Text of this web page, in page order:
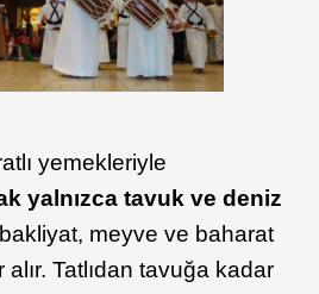
yemekleriyle
yalnızca tavuk ve deniz
meyve ve baharat
alır. Tatlıdan tavuğa kadar